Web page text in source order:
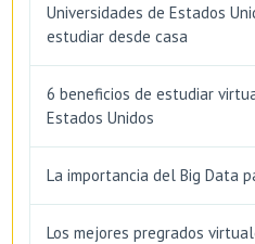
Universidades de Estados
estudiar desde casa
6 beneficios de estudiar
Estados Unidos
La importancia del Big Data
Los mejores pregrados